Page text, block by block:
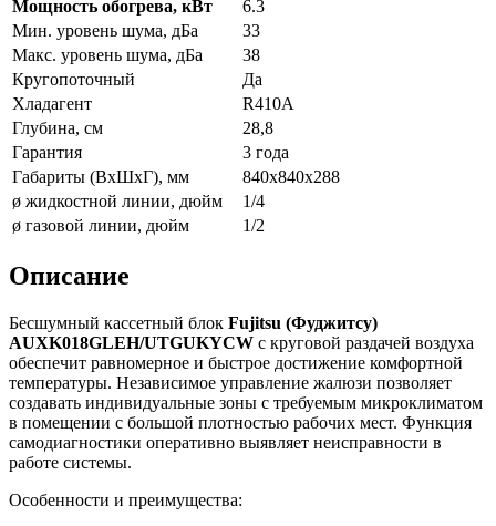
Мощность обогрева, кВт
6.3
Мин. уровень шума, дБа
33
Макс. уровень шума, дБа
38
Кругопоточный
Да
Хладагент
R410A
Глубина, см
28,8
Гарантия
3 года
Габариты (ВxШxГ), мм
840x840x288
ø жидкостной линии, дюйм
1/4
ø газовой линии, дюйм
1/2
Описание
Бесшумный кассетный блок Fujitsu (Фуджитсу)
AUXK018GLEH/UTGUKYCW с круговой раздачей воздуха
обеспечит равномерное и быстрое достижение комфортной
температуры. Независимое управление жалюзи позволяет
создавать индивидуальные зоны с требуемым микроклиматом
в помещении с большой плотностью рабочих мест. Функция
самодиагностики оперативно выявляет неисправности в
работе системы.
Особенности и преимущества: